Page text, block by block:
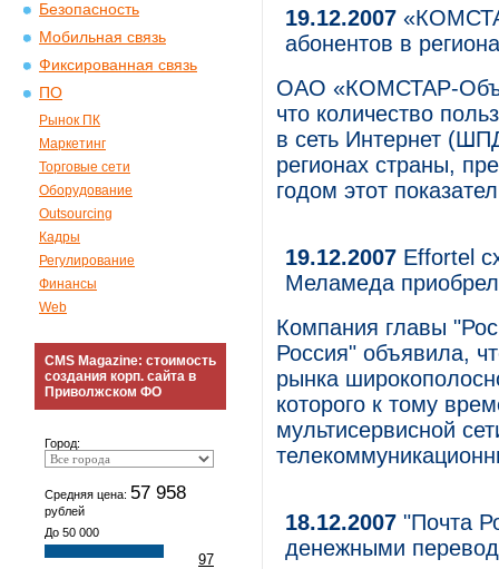
Безопасность
Мобильная связь
Фиксированная связь
ПО
Рынок ПК
Маркетинг
Торговые сети
Оборудование
Outsourcing
Кадры
Регулирование
Финансы
Web
CMS Magazine: стоимость
создания корп. сайта в
Приволжском ФО
Город:
Средняя цена: 57 958
рублей
До 50 000
97
19.12.2007
абонентов в
ОАО «КОМСТАР-
что количество
в сеть Интернет
регионах страны,
годом этот
19.12.2007 Effortel
Меламеда
Компания главы
Россия" объявила,
рынка
которого к тому
мультисервисной
18.12.2007 "Почта
денежными